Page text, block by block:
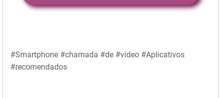
#Smartphone #chamada #de #vídeo #Aplicativos
#recomendados